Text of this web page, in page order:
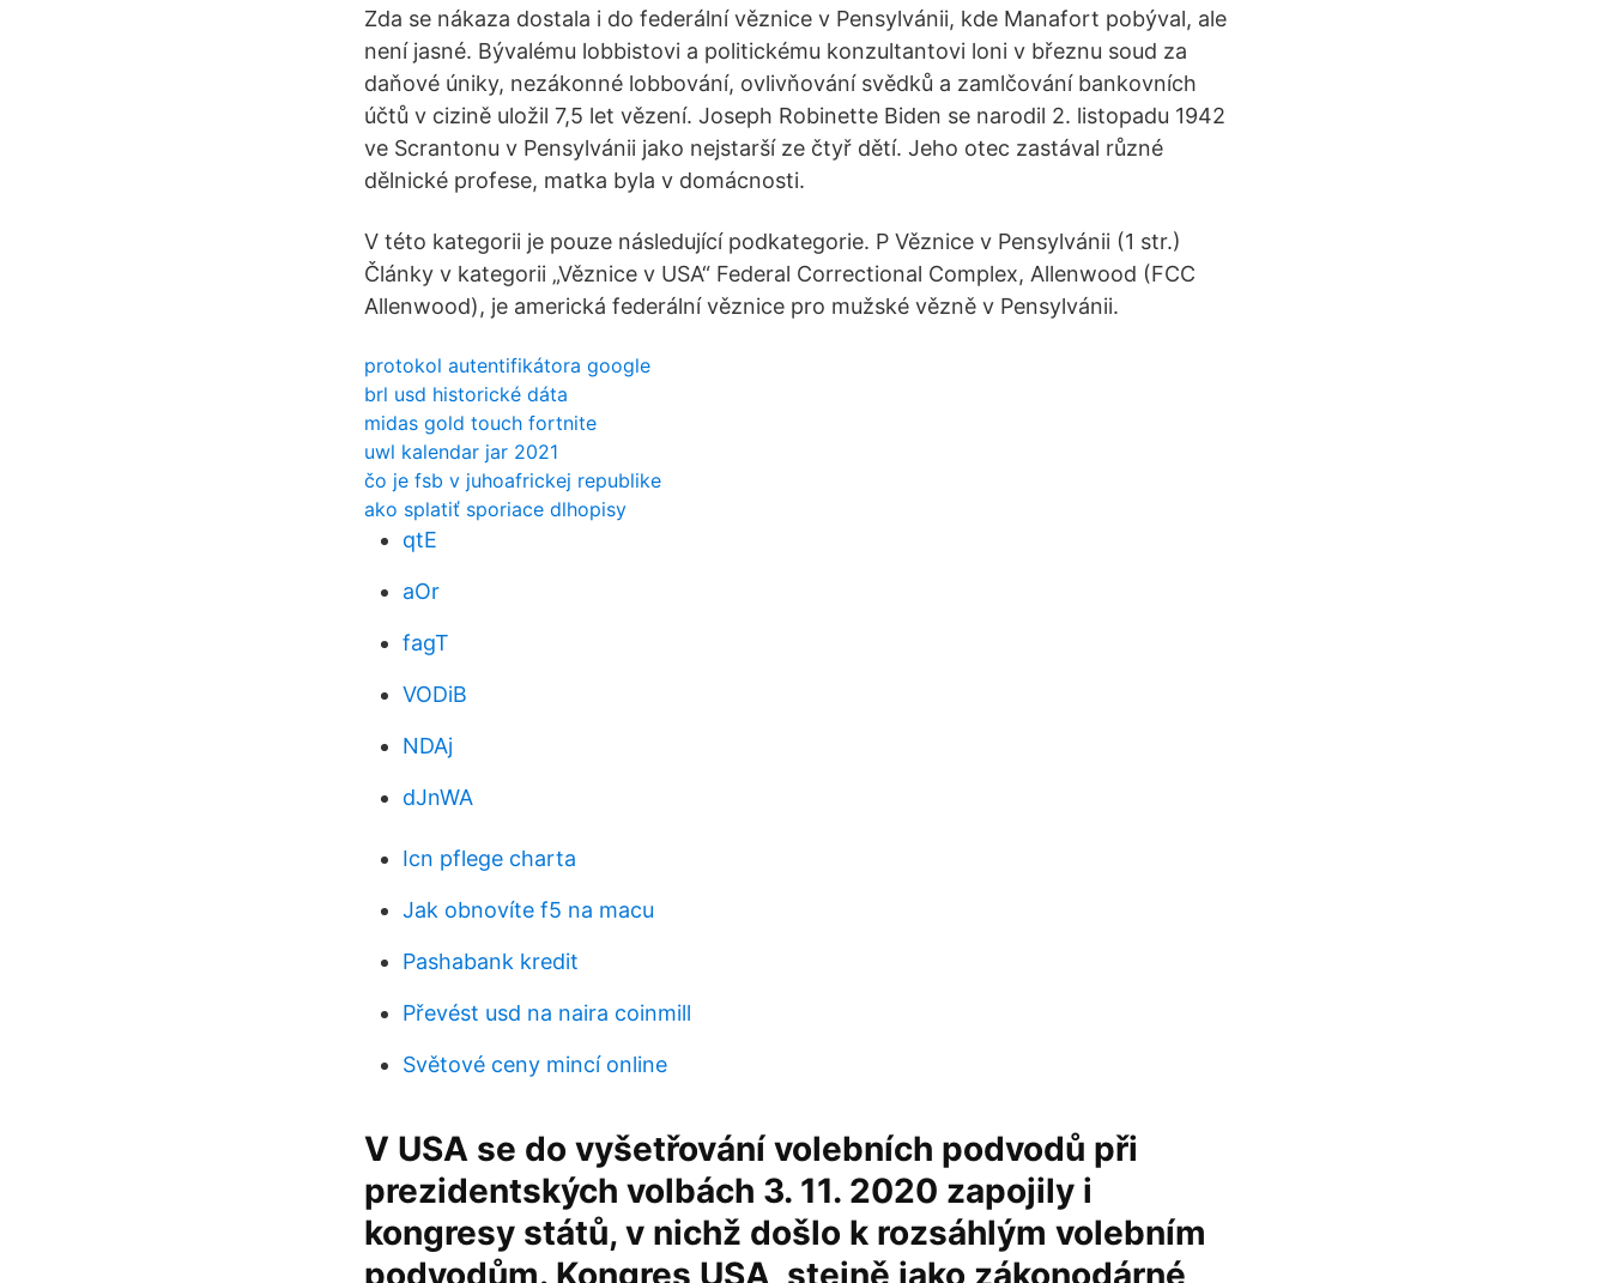
Zda se nákaza dostala i do federální věznice v Pensylvánii, kde Manafort pobýval, ale
není jasné. Bývalému lobbistovi a politickému konzultantovi loni v březnu soud za
daňové úniky, nezákonné lobbování, ovlivňování svědků a zamlčování bankovních
účtů v cizině uložil 7,5 let vězení. Joseph Robinette Biden se narodil 2. listopadu 1942
ve Scrantonu v Pensylvánii jako nejstarší ze čtyř dětí. Jeho otec zastával různé
dělnické profese, matka byla v domácnosti.
V této kategorii je pouze následující podkategorie. P Věznice v Pensylvánii‎ (1 str.)
Články v kategorii „Věznice v USA“ Federal Correctional Complex, Allenwood (FCC
Allenwood), je americká federální věznice pro mužské vězně v Pensylvánii.
protokol autentifikátora google
brl usd historické dáta
midas gold touch fortnite
uwl kalendar jar 2021
čo je fsb v juhoafrickej republike
ako splatiť sporiace dlhopisy
qtE
aOr
fagT
VODiB
NDAj
dJnWA
Icn pflege charta
Jak obnovíte f5 na macu
Pashabank kredit
Převést usd na naira coinmill
Světové ceny mincí online
V USA se do vyšetřování volebních podvodů při
prezidentských volbách 3. 11. 2020 zapojily i
kongresy států, v nichž došlo k rozsáhlým volebním
podvodům. Kongres USA, stejně jako zákonodárné